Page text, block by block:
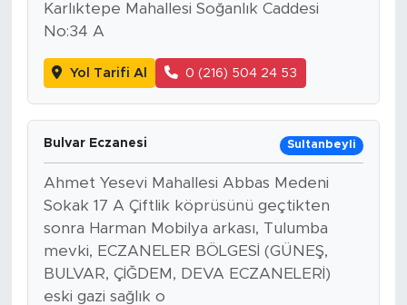
Karlıktepe Mahallesi Soğanlık Caddesi
No:34 A
Yol Tarifi Al 0 (216) 504 24 53
Bulvar Eczanesi Sultanbeyli
Ahmet Yesevi Mahallesi Abbas Medeni
Sokak 17 A Çiftlik köprüsünü geçtikten
sonra Harman Mobilya arkası, Tulumba
mevki, ECZANELER BÖLGESİ (GÜNEŞ,
BULVAR, ÇİĞDEM, DEVA ECZANELERİ)
eski gazi sağlık o